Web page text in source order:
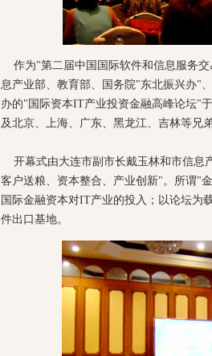
作为"第二届中国国际软件和信息服务
息产业部、教育部、国务院"东北振兴办"
办的"国际资本IT产业投资金融高峰论坛"
及北京、上海、广东、黑龙江、吉林等兄
开幕式由大连市副市长戴玉林和市信息
客户送粮、资本整合、产业创新"。所谓"
国际金融资本对IT产业的投入；以论坛为
件出口基地。